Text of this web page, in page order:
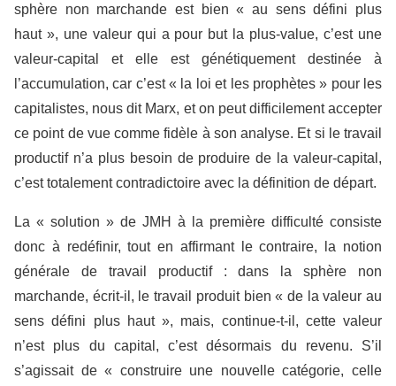
sphère non marchande est bien « au sens défini plus
haut », une valeur qui a pour but la plus-value, c’est une
valeur-capital et elle est génétiquement destinée à
l’accumulation, car c’est « la loi et les prophètes » pour les
capitalistes, nous dit Marx, et on peut difficilement accepter
ce point de vue comme fidèle à son analyse. Et si le travail
productif n’a plus besoin de produire de la valeur-capital,
c’est totalement contradictoire avec la définition de départ.
La « solution » de JMH à la première difficulté consiste
donc à redéfinir, tout en affirmant le contraire, la notion
générale de travail productif : dans la sphère non
marchande, écrit-il, le travail produit bien « de la valeur au
sens défini plus haut », mais, continue-t-il, cette valeur
n’est plus du capital, c’est désormais du revenu. S’il
s’agissait de « construire une nouvelle catégorie, celle